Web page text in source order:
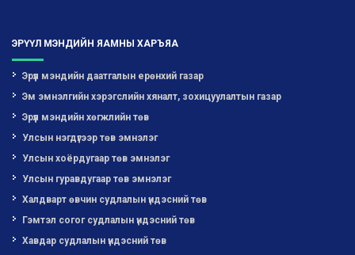
ЭРҮҮЛ МЭНДИЙН ЯАМНЫ ХАРЪЯА
Эрүүл мэндийн даатгалын ерөнхий газар
Эм эмнэлгийн хэрэгслийн хяналт, зохицуулалтын газар
Эрүүл мэндийн хөгжлийн төв
Улсын нэгдүгээр төв эмнэлэг
Улсын хоёрдугаар төв эмнэлэг
Улсын гуравдугаар төв эмнэлэг
Халдварт өвчин судлалын үндэсний төв
Гэмтэл согог судлалын үндэсний төв
Хавдар судлалын үндэсний төв